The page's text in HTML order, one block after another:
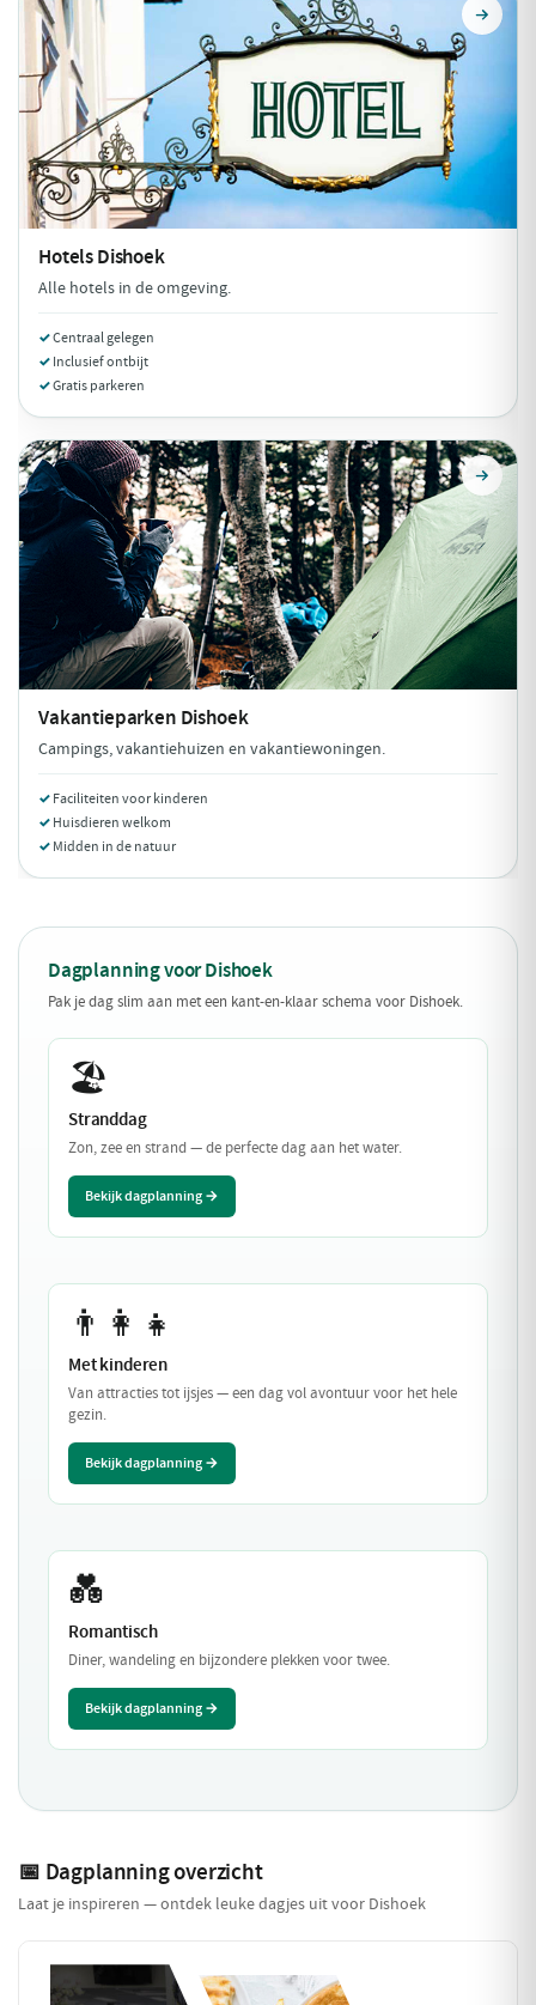
HotelsDishoek
Alle hotels in de omgeving.
Centraal gelegen
Inclusief ontbijt
Gratis parkeren
Vakantieparken Dishoek
Campings, vakantiehuizen en vakantiewoningen.
Faciliteiten voor kinderen
Huisdieren welkom
Midden in de natuur
Dagplanning voor Dishoek
Pak je dag slim aan met een kant-en-klaar schema voor Dishoek.
🏖️
Stranddag
Zon, zee en strand — de perfecte dag aan het water.
Bekijk dagplanning →
👨‍👩‍👧
Met kinderen
Van attracties tot ijsjes — een dag vol avontuur voor het hele
gezin.
Bekijk dagplanning →
💑
Romantisch
Diner, wandeling en bijzondere plekken voor twee.
Bekijk dagplanning →
📅 Dagplanning overzicht
Laat je inspireren — ontdek leuke dagjes uit voor Dishoek